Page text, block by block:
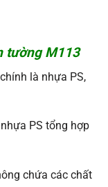
tường M113
là nhựa PS,
PS tổng hợp
chứa các chất